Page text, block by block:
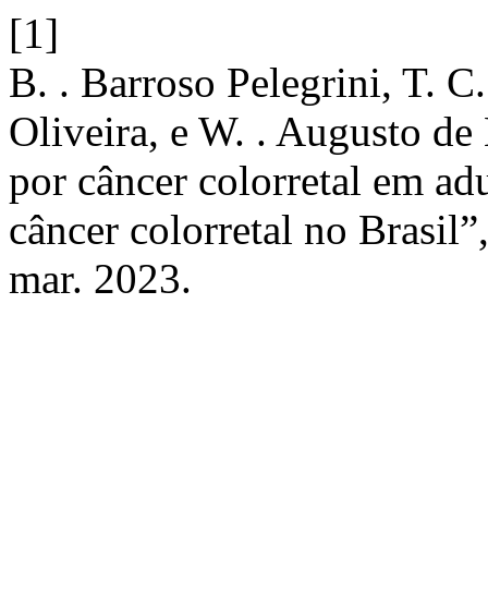
[1]
B. . Barroso Pelegrini, T.
Oliveira, e W. . Augusto
por câncer colorretal em
câncer colorretal no
mar. 2023.